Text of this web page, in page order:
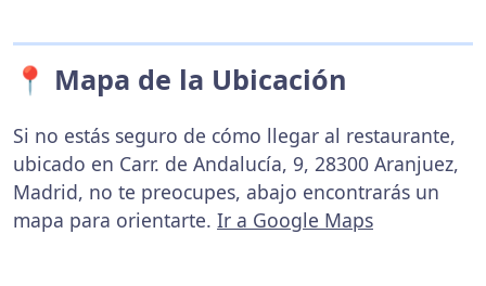
📍 Mapa de la Ubicación
Si no estás seguro de cómo llegar al restaurante,
ubicado en Carr. de Andalucía, 9, 28300 Aranjuez,
Madrid, no te preocupes, abajo encontrarás un
mapa para orientarte. Ir a Google Maps